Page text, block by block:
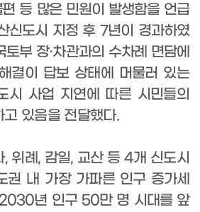
등 많은 민원이 발생함을 언급
신도시 지정 후7년이 경과하였
토부 장·차관과의 수차례 면담에
결이 답보 상태에 머물러 있는
시 사업 지연에 따른 시민들의
있음을 전달했다.
, 위례 , 감일, 교산 등 4개 신도시
권 내 가장 가파른 인구 증가세
년 인구 50만 명 시대를 앞